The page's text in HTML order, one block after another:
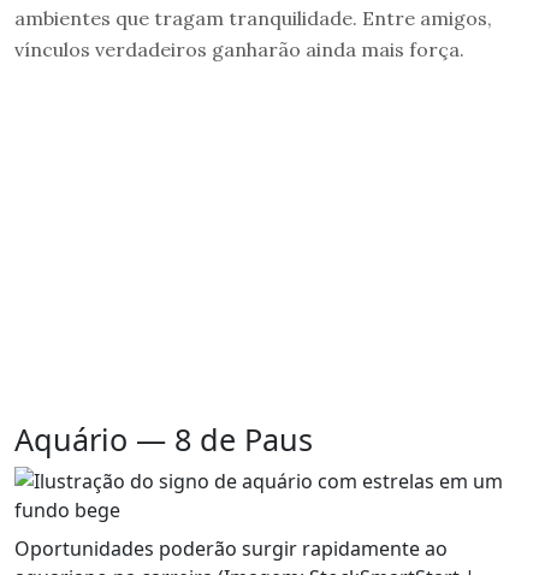
ambientes que tragam tranquilidade. Entre amigos,
vínculos verdadeiros ganharão ainda mais força.
Aquário — 8 de Paus
Oportunidades poderão surgir rapidamente ao